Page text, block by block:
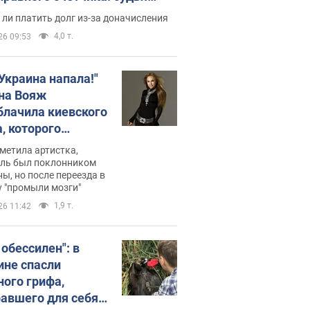
неожиданное решение
платить долг из-за доначисления
09:53 4,0 т.
напала!"
Вояж
киевского
которого
он
не знал,
хочет
украинцев
артистка,
был поклонником
но после переезда в
"промыли мозги"
11:42 1,9 т.
в
спасли
грифа,
для себя